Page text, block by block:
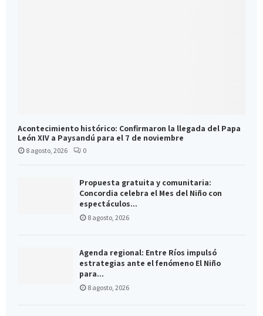
Acontecimiento histórico: Confirmaron la llegada del Papa
León XIV a Paysandú para el 7 de noviembre
8 agosto, 2026 0
Propuesta gratuita y comunitaria:
Concordia celebra el Mes del Niño con
espectáculos...
8 agosto, 2026
Agenda regional: Entre Ríos impulsó
estrategias ante el fenómeno El Niño
para...
8 agosto, 2026